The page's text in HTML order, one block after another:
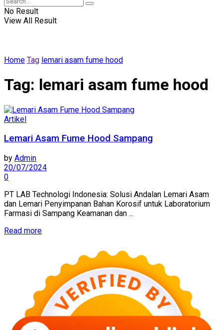
No Result
View All Result
Home Tag lemari asam fume hood
Tag: lemari asam fume hood
Artikel
Lemari Asam Fume Hood Sampang
by Admin
20/07/2024
0
PT LAB Technologi Indonesia: Solusi Andalan Lemari Asam
dan Lemari Penyimpanan Bahan Korosif untuk Laboratorium
Farmasi di Sampang Keamanan dan ...
Read more